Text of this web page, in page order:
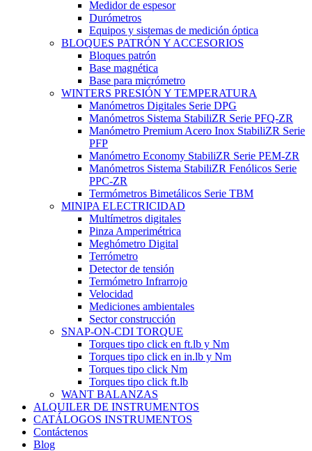
Medidor de espesor
Durómetros
Equipos y sistemas de medición óptica
BLOQUES PATRÓN Y ACCESORIOS
Bloques patrón
Base magnética
Base para micrómetro
WINTERS PRESIÓN Y TEMPERATURA
Manómetros Digitales Serie DPG
Manómetros Sistema StabiliZR Serie PFQ-ZR
Manómetro Premium Acero Inox StabiliZR Serie
PFP
Manómetro Economy StabiliZR Serie PEM-ZR
Manómetros Sistema StabiliZR Fenólicos Serie
PPC-ZR
Termómetros Bimetálicos Serie TBM
MINIPA ELECTRICIDAD
Multímetros digitales
Pinza Amperimétrica
Meghómetro Digital
Terrómetro
Detector de tensión
Termómetro Infrarrojo
Velocidad
Mediciones ambientales
Sector construcción
SNAP-ON-CDI TORQUE
Torques tipo click en ft.lb y Nm
Torques tipo click en in.lb y Nm
Torques tipo click Nm
Torques tipo click ft.lb
WANT BALANZAS
ALQUILER DE INSTRUMENTOS
CATÁLOGOS INSTRUMENTOS
Contáctenos
Blog